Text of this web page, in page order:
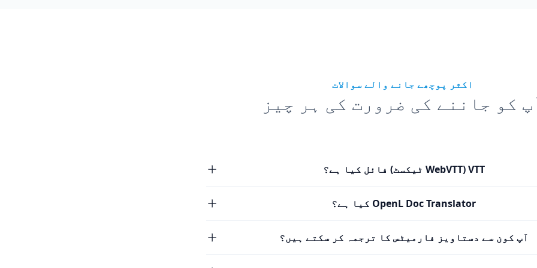
اکثر پوچھے جانے والے سوالات
کو جاننے کی ضرورت کی ہر چیز
VTT (WebVTT ٹیکسٹ) فائل کیا ہے؟
OpenL Doc Translator کیا ہے؟
آپ کون سے دستاویز فارمیٹس کا ترجمہ کر سکتے ہیں؟